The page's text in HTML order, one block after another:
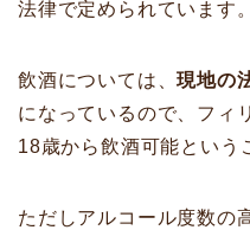
法律で定められています。
飲酒については、現地の
になっているので、フィ
18歳から飲酒可能という
ただしアルコール度数の